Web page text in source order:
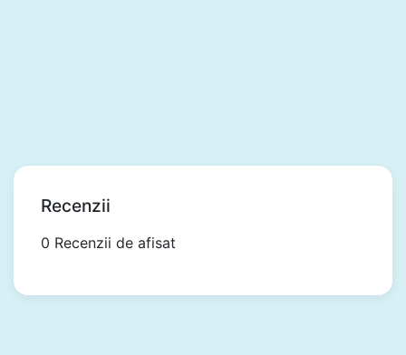
Recenzii
0 Recenzii de afisat